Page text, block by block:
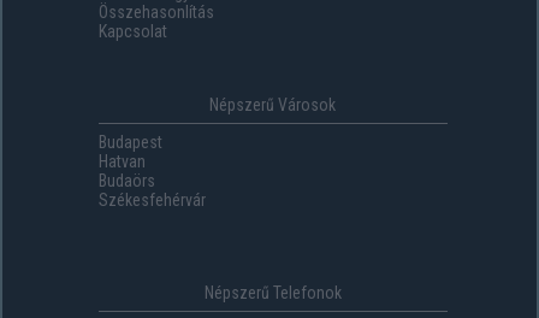
Összehasonlítás
Kapcsolat
Népszerű Városok
Budapest
Hatvan
Budaörs
Székesfehérvár
Népszerű Telefonok